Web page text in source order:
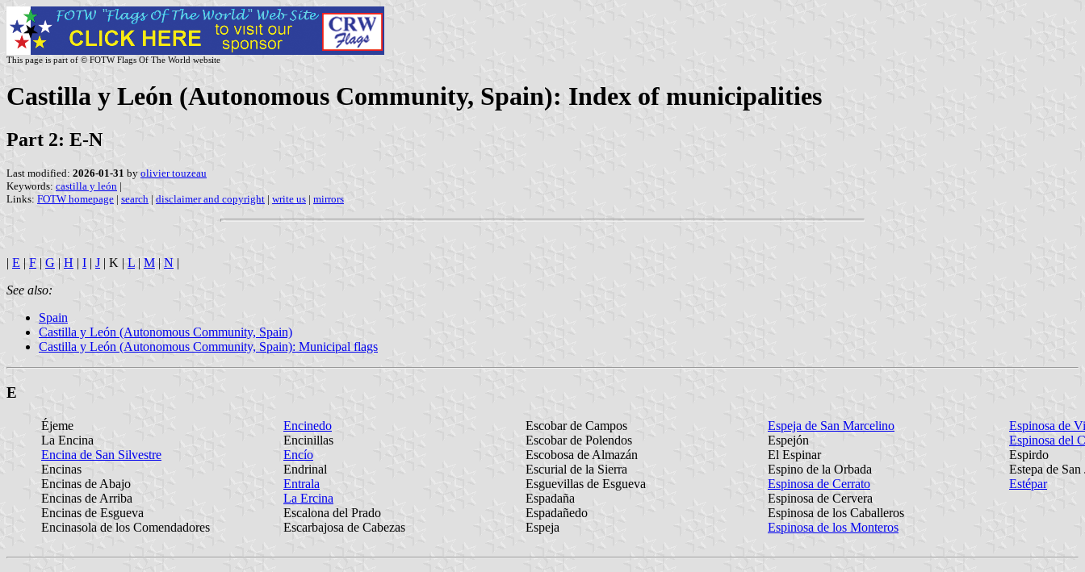
This page is part of © FOTW Flags Of The World website
Castilla y León (Autonomous Community, Spain): Index of municipalities
Part 2: E-N
Last modified: 2026-01-31 by olivier touzeau
Keywords: castilla y león |
Links: FOTW homepage | search | disclaimer and copyright | write us | mirrors
| E | F | G | H | I | J | K | L | M | N |
See also:
Spain
Castilla y León (Autonomous Community, Spain)
Castilla y León (Autonomous Community, Spain): Municipal flags
E
Éjeme
La Encina
Encina de San Silvestre
Encinas
Encinas de Abajo
Encinas de Arriba
Encinas de Esgueva
Encinasola de los Comendadores
Encinedo
Encinillas
Encío
Endrinal
Entrala
La Ercina
Escalona del Prado
Escarbajosa de Cabezas
Escobar de Campos
Escobar de Polendos
Escobosa de Almazán
Escurial de la Sierra
Esguevillas de Esgueva
Espadaña
Espadañedo
Espeja
Espeja de San Marcelino
Espejón
El Espinar
Espino de la Orbada
Espinosa de Cerrato
Espinosa de Cervera
Espinosa de los Caballeros
Espinosa de los Monteros
Espinosa de
Espinosa del
Espirdo
Estepa de San
Estépar